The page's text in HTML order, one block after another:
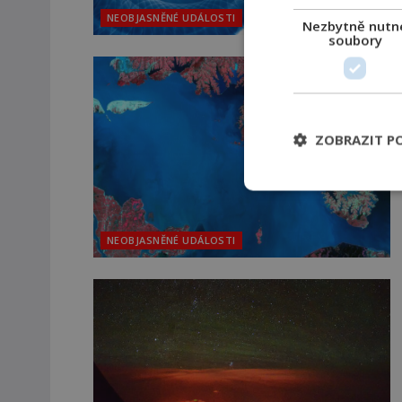
NEOBJASNĚNÉ UDÁLOSTI
NEOBJASNĚNÉ UDÁLOSTI
Nezbytně
soubory
ZOBRAZIT